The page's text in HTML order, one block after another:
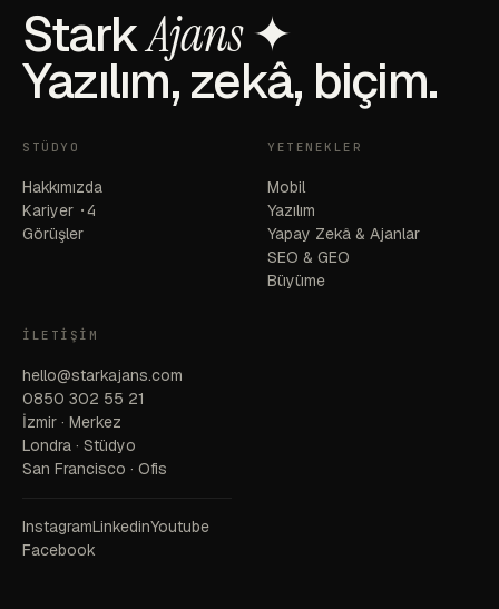
StarkAjans✦
Yazılım, zekâ, biçim.
STÜDYO
Hakkımızda
Kariyer ·4
Görüşler
YETENEKLER
Mobil
Yazılım
Yapay Zekâ & Ajanlar
SEO & GEO
Büyüme
İLETIŞIM
hello@starkajans.com
0850 302 55 21
İzmir · Merkez
Londra · Stüdyo
San Francisco · Ofis
InstagramLinkedinYoutube
Facebook